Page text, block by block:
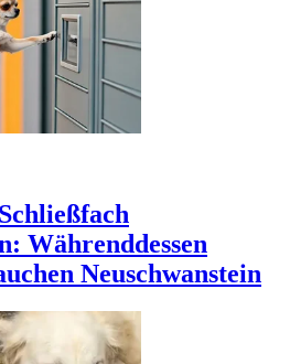
Währenddessen
Neuschwanstein